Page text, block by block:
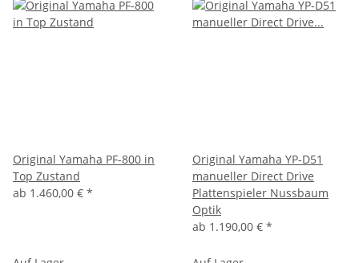
Original Yamaha PF-800 in
Top Zustand
ab 1.460,00 € *
Original Yamaha YP-D51
manueller Direct Drive
Plattenspieler Nussbaum
Optik
ab 1.190,00 € *